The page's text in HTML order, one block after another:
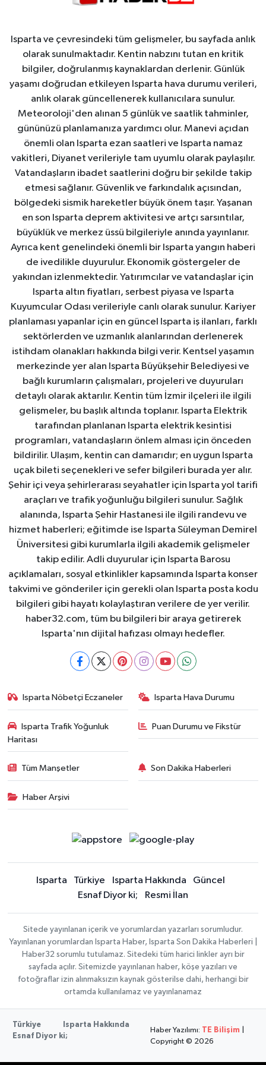
Isparta ve çevresindeki tüm gelişmeler, bu sayfada anlık
olarak sunulmaktadır. Kentin nabzını tutan en kritik
bilgiler, doğrulanmış kaynaklardan derlenir. Günlük
yaşamı doğrudan etkileyen Isparta hava durumu verileri,
anlık olarak güncellenerek kullanıcılara sunulur.
Meteoroloji'den alınan 5 günlük ve saatlik tahminler,
gününüzü planlamanıza yardımcı olur. Manevi açıdan
önemli olan Isparta ezan saatleri ve Isparta namaz
vakitleri, Diyanet verileriyle tam uyumlu olarak paylaşılır.
Vatandaşların ibadet saatlerini doğru bir şekilde takip
etmesi sağlanır. Güvenlik ve farkındalık açısından,
bölgedeki sismik hareketler büyük önem taşır. Yaşanan
en son Isparta deprem aktivitesi ve artçı sarsıntılar,
büyüklük ve merkez üssü bilgileriyle anında yayınlanır.
Ayrıca kent genelindeki önemli bir Isparta yangın haberi
de ivedilikle duyurulur. Ekonomik göstergeler de
yakından izlenmektedir. Yatırımcılar ve vatandaşlar için
Isparta altın fiyatları, serbest piyasa ve Isparta
Kuyumcular Odası verileriyle canlı olarak sunulur. Kariyer
planlaması yapanlar için en güncel Isparta iş ilanları, farklı
sektörlerden ve uzmanlık alanlarından derlenerek
istihdam olanakları hakkında bilgi verir. Kentsel yaşamın
merkezinde yer alan Isparta Büyükşehir Belediyesi ve
bağlı kurumların çalışmaları, projeleri ve duyuruları
detaylı olarak aktarılır. Kentin tüm İzmir ilçeleri ile ilgili
gelişmeler, bu başlık altında toplanır. Isparta Elektrik
tarafından planlanan Isparta elektrik kesintisi
programları, vatandaşların önlem alması için önceden
bildirilir. Ulaşım, kentin can damarıdır; en uygun Isparta
uçak bileti seçenekleri ve sefer bilgileri burada yer alır.
Şehir içi veya şehirlerarası seyahatler için Isparta yol tarifi
araçları ve trafik yoğunluğu bilgileri sunulur. Sağlık
alanında, Isparta Şehir Hastanesi ile ilgili randevu ve
hizmet haberleri; eğitimde ise Isparta Süleyman Demirel
Üniversitesi gibi kurumlarla ilgili akademik gelişmeler
takip edilir. Adli duyurular için Isparta Barosu
açıklamaları, sosyal etkinlikler kapsamında Isparta konser
takvimi ve gönderiler için gerekli olan Isparta posta kodu
bilgileri gibi hayatı kolaylaştıran verilere de yer verilir.
haber32.com, tüm bu bilgileri bir araya getirerek
Isparta'nın dijital hafızası olmayı hedefler.
Isparta Nöbetçi Eczaneler Isparta Hava Durumu
Isparta Trafik Yoğunluk
Haritası
Puan Durumu ve Fikstür
Tüm Manşetler Son Dakika Haberleri
Haber Arşivi
Isparta Türkiye Isparta Hakkında
Güncel
Esnaf Diyor ki;
Resmi İlan
Sitede yayınlanan içerik ve yorumlardan yazarları sorumludur.
Yayınlanan yorumlardan Isparta Haber, Isparta Son Dakika Haberleri |
Haber32 sorumlu tutulamaz. Sitedeki tüm harici linkler ayrı bir
sayfada açılır. Sitemizde yayınlanan haber, köşe yazıları ve
fotoğraflar izin alınmaksızın kaynak gösterilse dahi, herhangi bir
ortamda kullanılamaz ve yayınlanamaz
Türkiye
Isparta Hakkında
Esnaf Diyor ki;
Haber Yazılımı: TE Bilişim
Copyright © 2026